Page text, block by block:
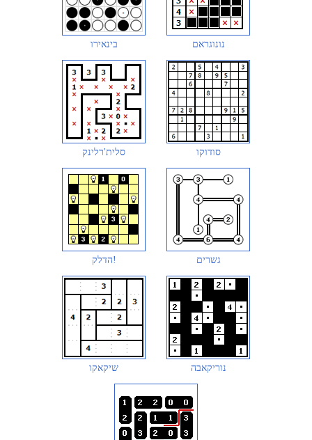
בינאירו נונוגראם
סלית'רלינק סודוקו
הדלק! גשרים
שיקאקו נוריקאבה